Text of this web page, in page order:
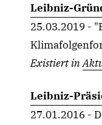
Leibniz-
25.03.2019 -
Existiert in
Leibniz-
27.01.2016 -